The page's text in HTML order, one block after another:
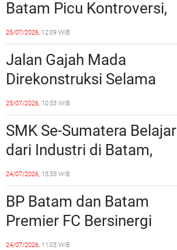
Batam Picu Kontroversi,
Dinilai Bermuatan Sensual
25/07/2026, 12:09 WIB
Jalan Gajah Mada
Direkonstruksi Selama
Empat Minggu, Ini Skema
Rekayasa Lalu Lintasnya
25/07/2026, 10:53 WIB
SMK Se-Sumatera Belajar
dari Industri di Batam,
Siapkan Lulusan Siap Kerja
Era Digital
24/07/2026, 15:35 WIB
BP Batam dan Batam
Premier FC Bersinergi
Cetak Generasi Emas
24/07/2026, 11:03 WIB